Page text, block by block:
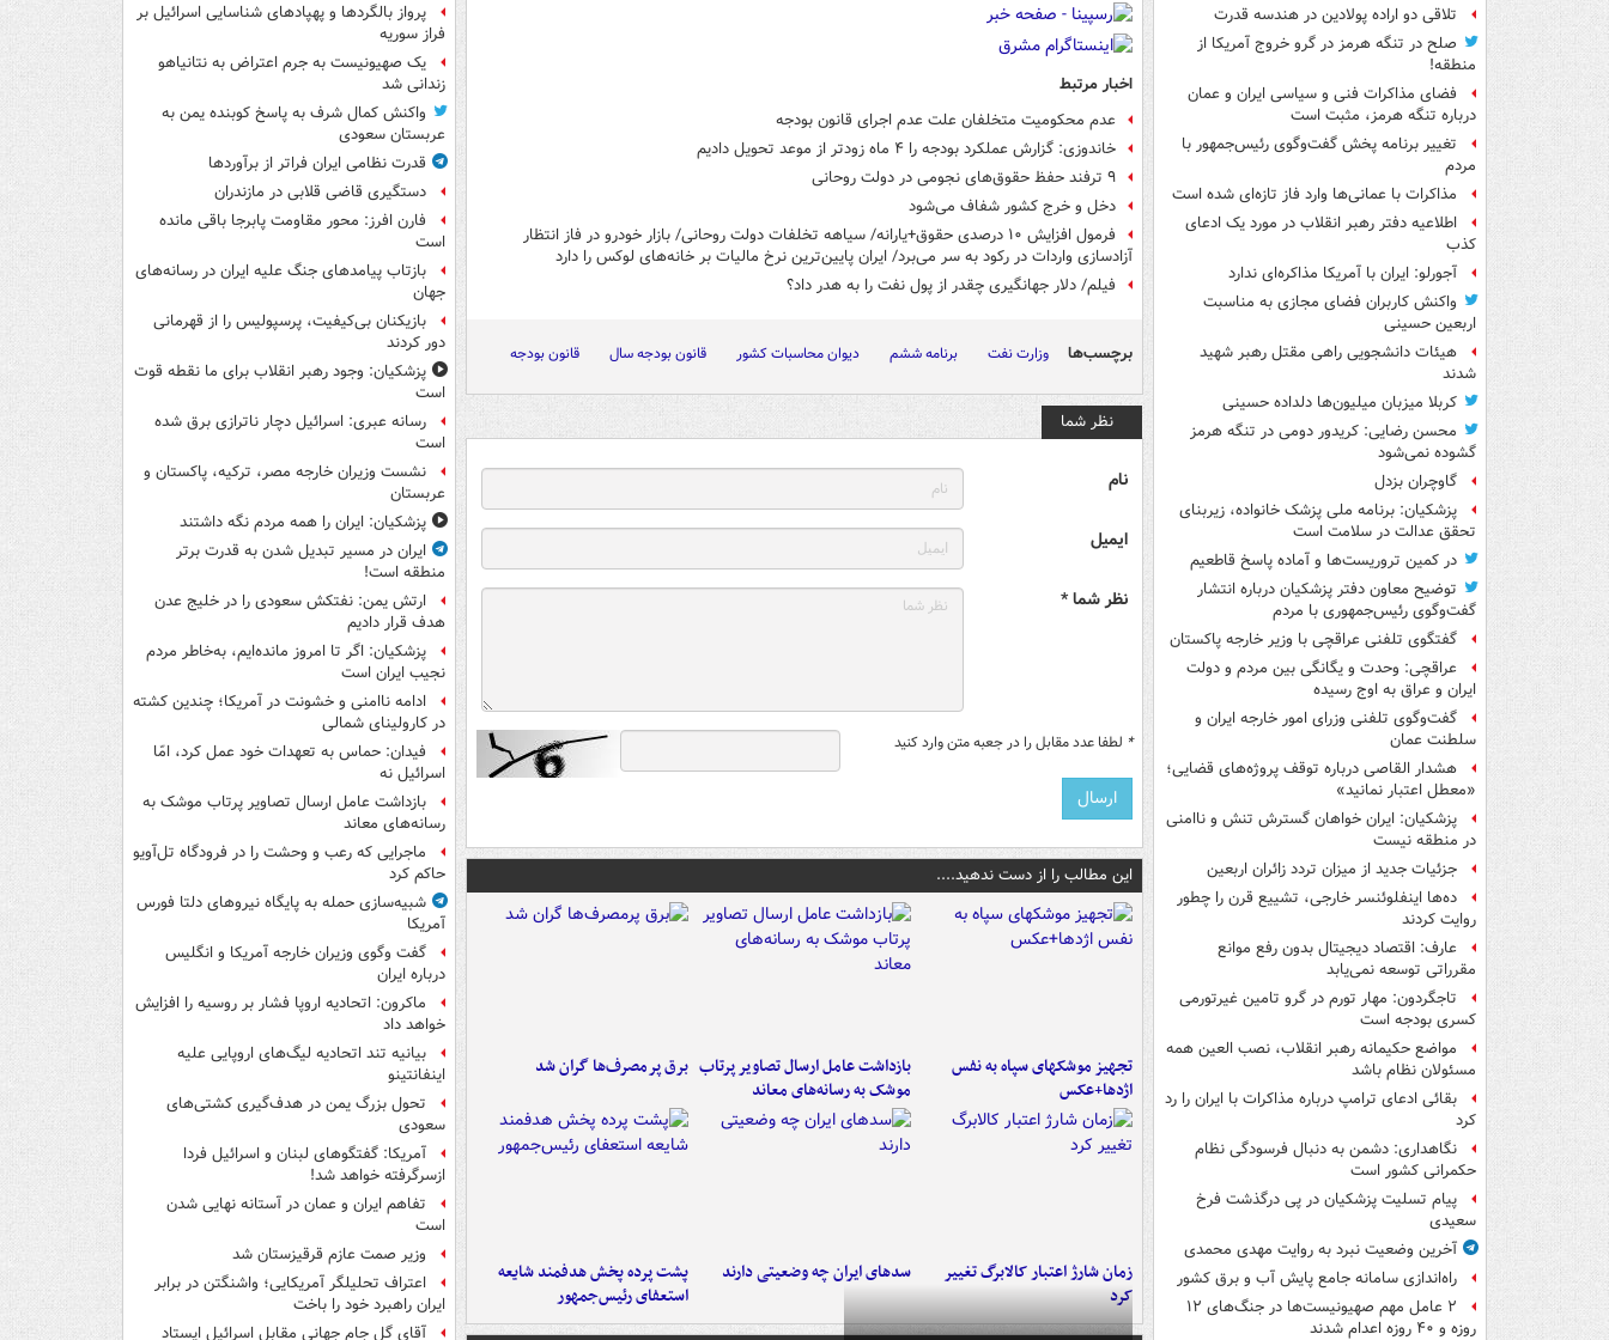
تلاقی دو اراده پولادین در هندسه قدرت
صلح در تنگه هرمز در گرو خروج آمریکا از
منطقه!
فضای مذاکرات فنی و سیاسی ایران و عمان
درباره تنگه هرمز، مثبت است
تغییر برنامه پخش گفت‌وگوی رئیس‌جمهور با
مردم
مذاکرات با عمانی‌ها وارد فاز تازه‌ای شده است
اطلاعیه دفتر رهبر انقلاب در مورد یک ادعای
کذب
آجورلو: ایران با آمریکا مذاکره‌ای ندارد
واکنش کاربران فضای مجازی به مناسبت
اربعین حسینی
هیئات دانشجویی راهی مقتل رهبر شهید
شدند
کربلا میزبان میلیون‌ها دلداده حسینی
محسن رضایی: کریدور دومی در تنگه هرمز
گشوده نمی‌شود
گاوچران بزدل
پزشکیان: برنامه ملی پزشک خانواده، زیربنای
تحقق عدالت در سلامت است
در کمین تروریست‌ها و آماده پاسخ قاطعیم
توضیح معاون دفتر پزشکیان درباره انتشار
گفت‌وگوی رئیس‌جمهوری با مردم
گفتگوی تلفنی عراقچی با وزیر خارجه پاکستان
عراقچی: وحدت و یگانگی بین مردم و دولت
ایران و عراق به اوج رسیده
گفت‌وگوی تلفنی وزرای امور خارجه ایران و
سلطنت عمان
هشدار القاصی درباره توقف پروژه‌های قضایی؛
«معطل اعتبار نمانید»
پزشکیان: ایران خواهان گسترش تنش و ناامنی
در منطقه نیست
جزئیات جدید از میزان تردد زائران اربعین
ده‌ها اینفلوئنسر خارجی، تشییع قرن را چطور
روایت کردند
عارف: اقتصاد دیجیتال بدون رفع موانع
مقرراتی توسعه نمی‌یابد
تاجگردون: مهار تورم در گرو تامین غیرتورمی
کسری بودجه است
مواضع حکیمانه رهبر انقلاب، نصب العین همه
مسئولان نظام باشد
بقائی ادعای ترامپ درباره مذاکرات با ایران را رد
کرد
نگاهداری: دشمن به دنبال فرسودگی نظام
حکمرانی کشور است
پیام تسلیت پزشکیان در پی درگذشت فرخ
سعیدی
آخرین وضعیت نبرد به روایت مهدی محمدی
راه‌اندازی سامانه جامع پایش آب و برق کشور
۲ عامل مهم صهیونیست‌ها در جنگ‌های ۱۲
روزه و ۴۰ روزه اعدام شدند
اخبار مرتبط
عدم محکومیت متخلفان علت عدم اجرای قانون بودجه
خاندوزی: گزارش عملکرد بودجه را ۴ ماه زودتر از موعد تحویل دادیم
۹ ترفند حفظ حقوق‌های نجومی در دولت روحانی
دخل و خرج کشور شفاف می‌شود
فرمول افزایش ۱۰ درصدی حقوق+یارانه/ سیاهه تخلفات دولت روحانی/ بازار خودرو در فاز انتظار
آزادسازی واردات در رکود به سر می‌برد/ ایران پایین‌ترین نرخ مالیات بر خانه‌های لوکس را دارد
فیلم/ دلار جهانگیری چقدر از پول نفت را به هدر داد؟
برچسب‌ها وزارت نفت برنامه ششم دیوان محاسبات کشور قانون بودجه سال قانون بودجه
نظر شما
نام
ایمیل
نظر شما *
* لطفا عدد مقابل را در جعبه متن وارد کنید
این مطالب را از دست ندهید....
تجهیز موشکهای سپاه به نفس
اژدها+عکس
بازداشت عامل ارسال تصاویر پرتاب
موشک به رسانه‌های معاند
برق پرمصرف‌ها گران شد
زمان شارژ اعتبار کالابرگ تغییر
کرد
سدهای ایران چه وضعیتی دارند
پشت پرده پخش هدفمند شایعه
استعفای رئیس‌جمهور
پرواز بالگردها و پهپادهای شناسایی اسرائیل بر
فراز سوریه
یک صهیونیست به جرم اعتراض به نتانیاهو
زندانی شد
واکنش کمال شرف به پاسخ کوبنده یمن به
عربستان سعودی
قدرت نظامی ایران فراتر از برآوردها
دستگیری قاضی قلابی در مازندران
فارن افرز: محور مقاومت پابرجا باقی مانده
است
بازتاب پیامدهای جنگ علیه ایران در رسانه‌های
جهان
بازیکنان بی‌کیفیت، پرسپولیس را از قهرمانی
دور کردند
پزشکیان: وجود رهبر انقلاب برای ما نقطه قوت
است
رسانه عبری: اسرائیل دچار ناترازی برق شده
است
نشست وزیران خارجه مصر، ترکیه، پاکستان و
عربستان
پزشکیان: ایران را همه مردم نگه داشتند
ایران در مسیر تبدیل شدن به قدرت برتر
منطقه است!
ارتش یمن: نفتکش سعودی را در خلیج عدن
هدف قرار دادیم
پزشکیان: اگر تا امروز مانده‌ایم، به‌خاطر مردم
نجیب ایران است
ادامه ناامنی و خشونت در آمریکا؛ چندین کشته
در کارولینای شمالی
فیدان: حماس به تعهدات خود عمل کرد، امّا
اسرائیل نه
بازداشت عامل ارسال تصاویر پرتاب موشک به
رسانه‌های معاند
ماجرایی که رعب و وحشت را در فرودگاه تل‌آویو
حاکم کرد
شبیه‌سازی حمله به پایگاه نیروهای دلتا فورس
آمریکا
گفت وگوی وزیران خارجه آمریکا و انگلیس
درباره ایران
ماکرون: اتحادیه اروپا فشار بر روسیه را افزایش
خواهد داد
بیانیه تند اتحادیه لیگ‌های اروپایی علیه
اینفانتینو
تحول بزرگ یمن در هدف‌گیری کشتی‌های
سعودی
آمریکا: گفتگوهای لبنان و اسرائیل فردا
ازسرگرفته خواهد شد!
تفاهم ایران و عمان در آستانه نهایی شدن
است
وزیر صمت عازم قرقیزستان شد
اعتراف تحلیلگر آمریکایی؛ واشنگتن در برابر
ایران راهبرد خود را باخت
آقای گل جام جهانی مقابل اسرائیل ایستاد